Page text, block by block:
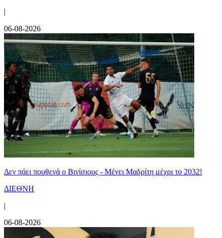
|
06-08-2026
Δεν πάει πουθενά ο Βινίσιους - Μένει Μαδρίτη μέχρι το 2032!
ΔΙΕΘΝΗ
|
06-08-2026